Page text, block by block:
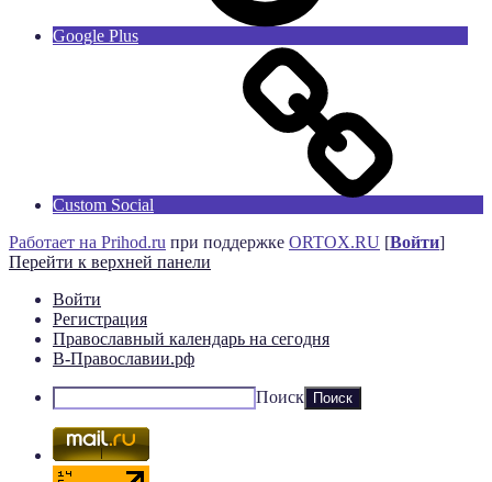
Google Plus
Custom Social
Работает на Prihod.ru при поддержке ORTOX.RU [Войти]
Перейти к верхней панели
Войти
Регистрация
Православный календарь на сегодня
В-Православии.рф
Поиск